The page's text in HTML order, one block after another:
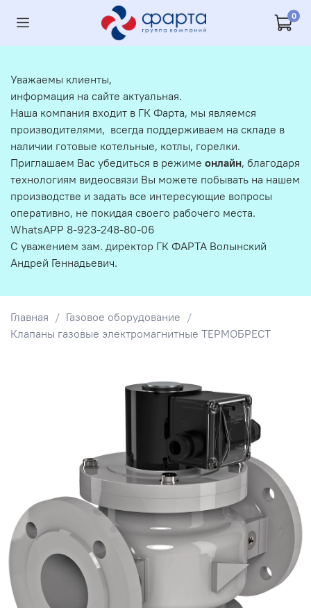
0
Главная
Газовое оборудование
Клапаны газовые электромагнитные ТЕРМОБРЕСТ
Уважаемы клиенты,
информация на сайте актуальная.
Наша компания входит в ГК Фарта, мы являемся
производителями, всегда поддерживаем на складе в
наличии готовые котельные, котлы, горелки.
Приглашаем Вас убедиться в режиме онлайн, благодаря
технологиям видеосвязи Вы можете побывать на нашем
производстве и задать все интересующие вопросы
оперативно, не покидая своего рабочего места.
WhatsAPP 8-923-248-80-06
С уважением зам. директор ГК ФАРТА Волынский
Андрей Геннадьевич.